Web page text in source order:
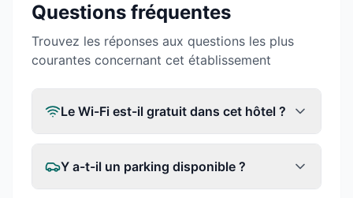
Questions fréquentes
Trouvez les réponses aux questions les plus
courantes concernant cet établissement
Le Wi-Fi est-il gratuit dans cet hôtel ?
Y a-t-il un parking disponible ?